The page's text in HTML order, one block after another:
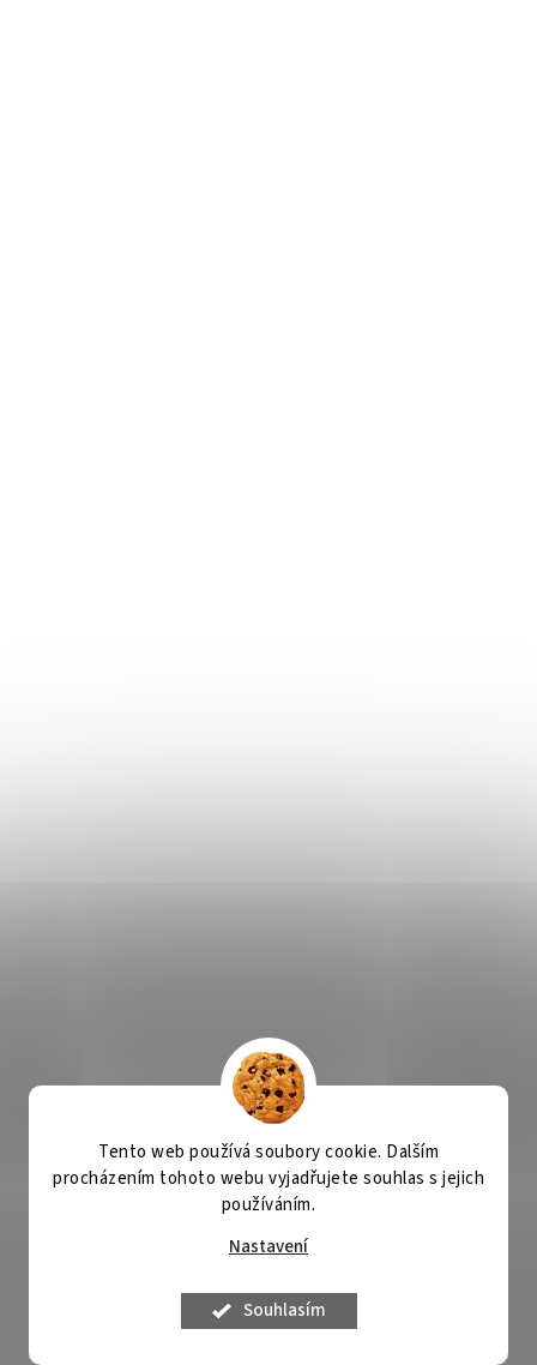
Tento web používá soubory cookie. Dalším
procházením tohoto webu vyjadřujete souhlas s jejich
používáním.
Nastavení
Souhlasím